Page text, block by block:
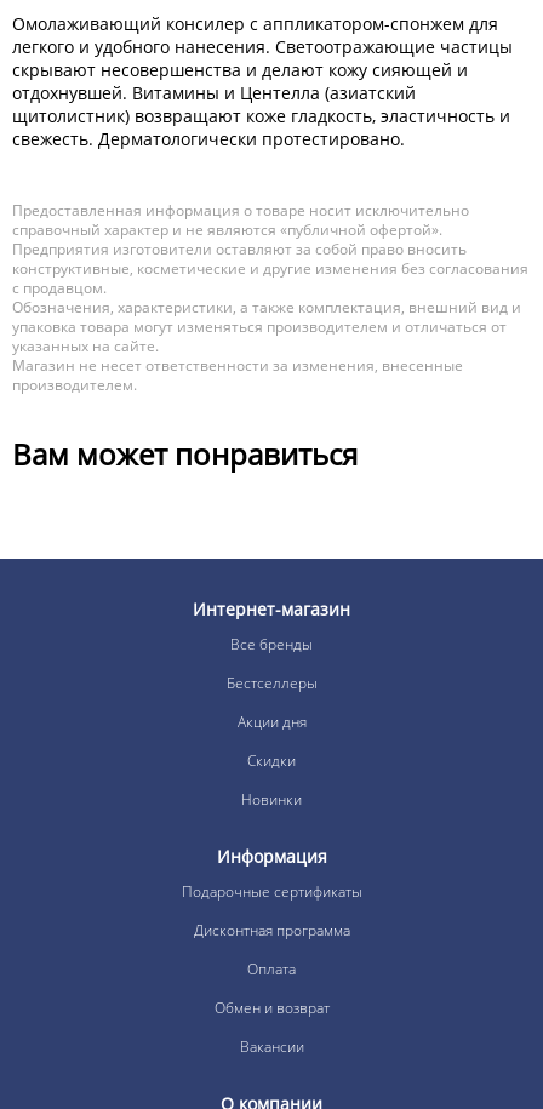
Омолаживающий консилер с аппликатором-спонжем для
легкого и удобного нанесения. Светоотражающие частицы
скрывают несовершенства и делают кожу сияющей и
отдохнувшей. Витамины и Центелла (азиатский
щитолистник) возвращают коже гладкость, эластичность и
свежесть. Дерматологически протестировано.
Предоставленная информация о товаре носит исключительно
справочный характер и не являются «публичной офертой».
Предприятия изготовители оставляют за собой право вносить
конструктивные, косметические и другие изменения без согласования
с продавцом.
Обозначения, характеристики, а также комплектация, внешний вид и
упаковка товара могут изменяться производителем и отличаться от
указанных на сайте.
Магазин не несет ответственности за изменения, внесенные
производителем.
Вам может понравиться
Интернет-магазин
Все бренды
Бестселлеры
Акции дня
Скидки
Новинки
Информация
Подарочные сертификаты
Дисконтная программа
Оплата
Обмен и возврат
Вакансии
О компании